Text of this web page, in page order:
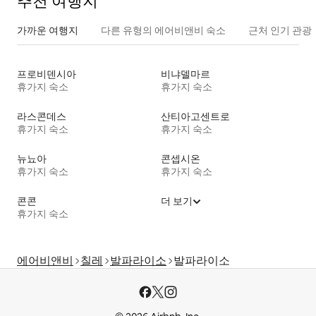
가까운 여행지 다른 유형의 에어비앤비 숙소 근처 인기 관광
프로비덴시아
휴가지 숙소
비냐델마르
휴가지 숙소
라스콘데스
휴가지 숙소
산티아고센트로
휴가지 숙소
뉴뇨아
휴가지 숙소
콘셉시온
휴가지 숙소
콘콘
휴가지 숙소
더 보기
에어비앤비 칠레 발파라이소 발파라이소